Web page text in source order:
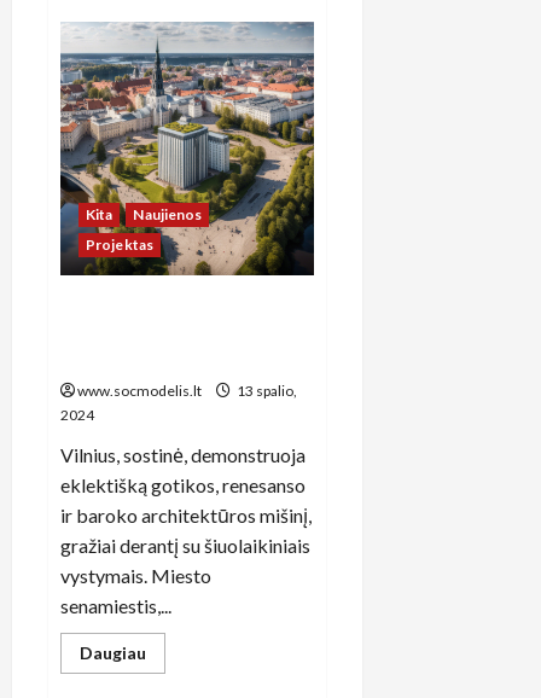
Lietuvos
ežerų
istorijos:
unikalūs
vandens
nuotykiai
ir
atradimai
Kita
Naujienos
Projektas
www.socmodelis.lt
13 spalio,
2024
Vilnius, sostinė, demonstruoja
eklektišką gotikos, renesanso
ir baroko architektūros mišinį,
gražiai derantį su šiuolaikiniais
vystymais. Miesto
senamiestis,...
Daugiau
more